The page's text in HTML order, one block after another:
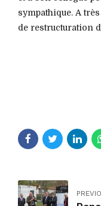
sympathique. A
de restructuration